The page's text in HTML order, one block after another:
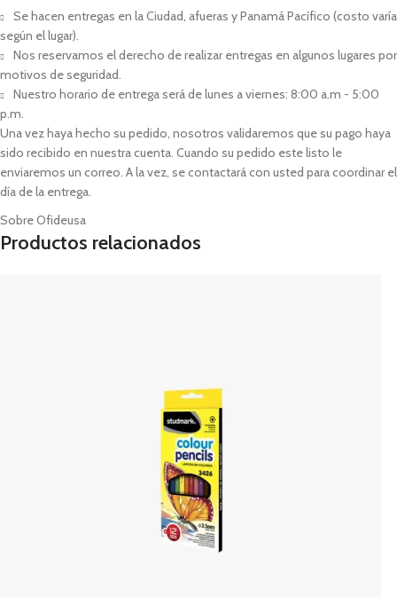
Se hacen entregas en la Ciudad, afueras y Panamá Pacífico (costo varía
según el lugar).
Nos reservamos el derecho de realizar entregas en algunos lugares por
motivos de seguridad.
Nuestro horario de entrega será de lunes a viernes: 8:00 a.m - 5:00
p.m.
Una vez haya hecho su pedido, nosotros validaremos que su pago haya
sido recibido en nuestra cuenta. Cuando su pedido este listo le
enviaremos un correo. A la vez, se contactará con usted para coordinar el
día de la entrega.
Sobre Ofideusa
Productos relacionados